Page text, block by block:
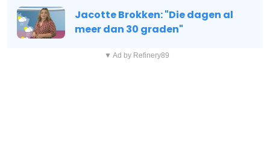
Jacotte Brokken: "Die dagen al
meer dan 30 graden"
▼ Ad by Refinery89